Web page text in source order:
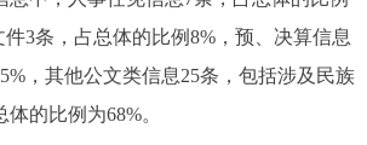
件3条，占总体的比例8%，预、决算信息
，其他公文类信息25条，包括涉及民族
的比例为68%。